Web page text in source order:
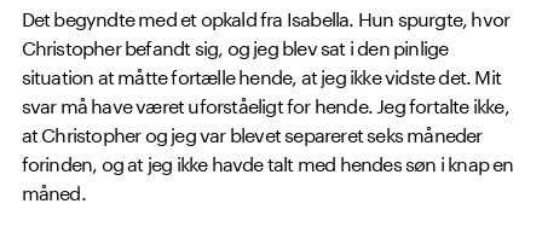
Det begyndte med et opkald fra Isabella. Hun spurgte, hvor
Christopher befandt sig, og jeg blev sat i den pinlige
situation at måtte fortælle hende, at jeg ikke vidste det. Mit
svar må have været uforståeligt for hende. Jeg fortalte ikke,
at Christopher og jeg var blevet separeret seks måneder
forinden, og at jeg ikke havde talt med hendes søn i knap en
måned.